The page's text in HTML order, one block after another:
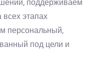
поддерживаем
этапах
персональный,
под цели и